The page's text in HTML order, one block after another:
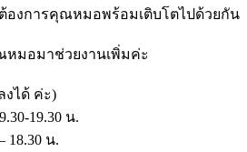
งการคุณหมอพร้อมเติบโตไปด้วยกัน
มอมาช่วยงานเพิ่มค่ะ
งได้ ค่ะ)
19.30 น.
18.30 น.